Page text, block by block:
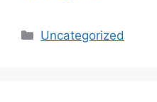
Рубрики
Uncategorized